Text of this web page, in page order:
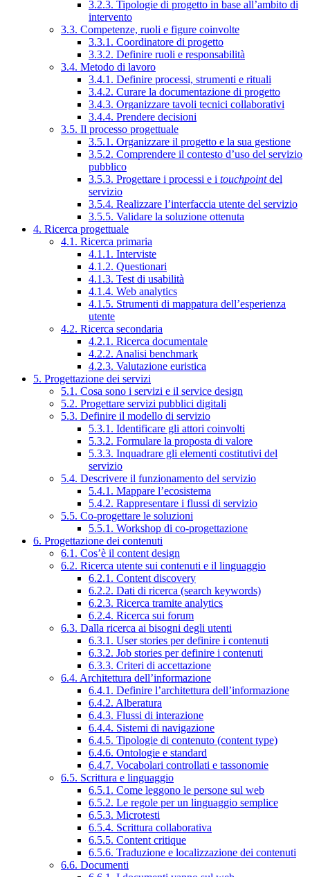
3.2.3. Tipologie di progetto in base all’ambito di
intervento
3.3. Competenze, ruoli e figure coinvolte
3.3.1. Coordinatore di progetto
3.3.2. Definire ruoli e responsabilità
3.4. Metodo di lavoro
3.4.1. Definire processi, strumenti e rituali
3.4.2. Curare la documentazione di progetto
3.4.3. Organizzare tavoli tecnici collaborativi
3.4.4. Prendere decisioni
3.5. Il processo progettuale
3.5.1. Organizzare il progetto e la sua gestione
3.5.2. Comprendere il contesto d’uso del servizio
pubblico
3.5.3. Progettare i processi e i touchpointdel
servizio
3.5.4. Realizzare l’interfaccia utente del servizio
3.5.5. Validare la soluzione ottenuta
4. Ricerca progettuale
4.1. Ricerca primaria
4.1.1. Interviste
4.1.2. Questionari
4.1.3. Test di usabilità
4.1.4. Web analytics
4.1.5. Strumenti di mappatura dell’esperienza
utente
4.2. Ricerca secondaria
4.2.1. Ricerca documentale
4.2.2. Analisi benchmark
4.2.3. Valutazione euristica
5. Progettazione dei servizi
5.1. Cosa sono i servizi e il service design
5.2. Progettare servizi pubblici digitali
5.3. Definire il modello di servizio
5.3.1. Identificare gli attori coinvolti
5.3.2. Formulare la proposta di valore
5.3.3. Inquadrare gli elementi costitutivi del
servizio
5.4. Descrivere il funzionamento del servizio
5.4.1. Mappare l’ecosistema
5.4.2. Rappresentare i flussi di servizio
5.5. Co-progettare le soluzioni
5.5.1. Workshop di co-progettazione
6. Progettazione dei contenuti
6.1. Cos’è il content design
6.2. Ricerca utente sui contenuti e il linguaggio
6.2.1. Content discovery
6.2.2. Dati di ricerca (search keywords)
6.2.3. Ricerca tramite analytics
6.2.4. Ricerca sui forum
6.3. Dalla ricerca ai bisogni degli utenti
6.3.1. User stories per definire i contenuti
6.3.2. Job stories per definire i contenuti
6.3.3. Criteri di accettazione
6.4. Architettura dell’informazione
6.4.1. Definire l’architettura dell’informazione
6.4.2. Alberatura
6.4.3. Flussi di interazione
6.4.4. Sistemi di navigazione
6.4.5. Tipologie di contenuto (content type)
6.4.6. Ontologie e standard
6.4.7. Vocabolari controllati e tassonomie
6.5. Scrittura e linguaggio
6.5.1. Come leggono le persone sul web
6.5.2. Le regole per un linguaggio semplice
6.5.3. Microtesti
6.5.4. Scrittura collaborativa
6.5.5. Content critique
6.5.6. Traduzione e localizzazione dei contenuti
6.6. Documenti